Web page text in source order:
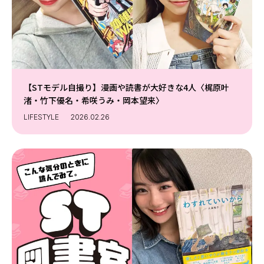
【STモデル自撮り】漫画や読書が大好きな4人〈梶原叶
渚・竹下優名・希咲うみ・岡本望来〉
LIFESTYLE 2026.02.26